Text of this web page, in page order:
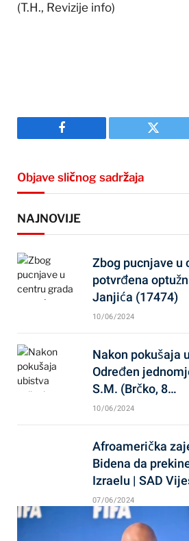
(T.H., Revizije info)
Facebook Twitter
Objave sličnog sadržaja
NAJNOVIJE
Zbog pucnjave u
potvrđena
Janjića (17474)
10/06/2024
Nakon pokušaja
Određen
S.M. (Brčko, 8…
10/06/2024
Afroamerička
Bidena da
Izraelu | SAD
07/06/2024